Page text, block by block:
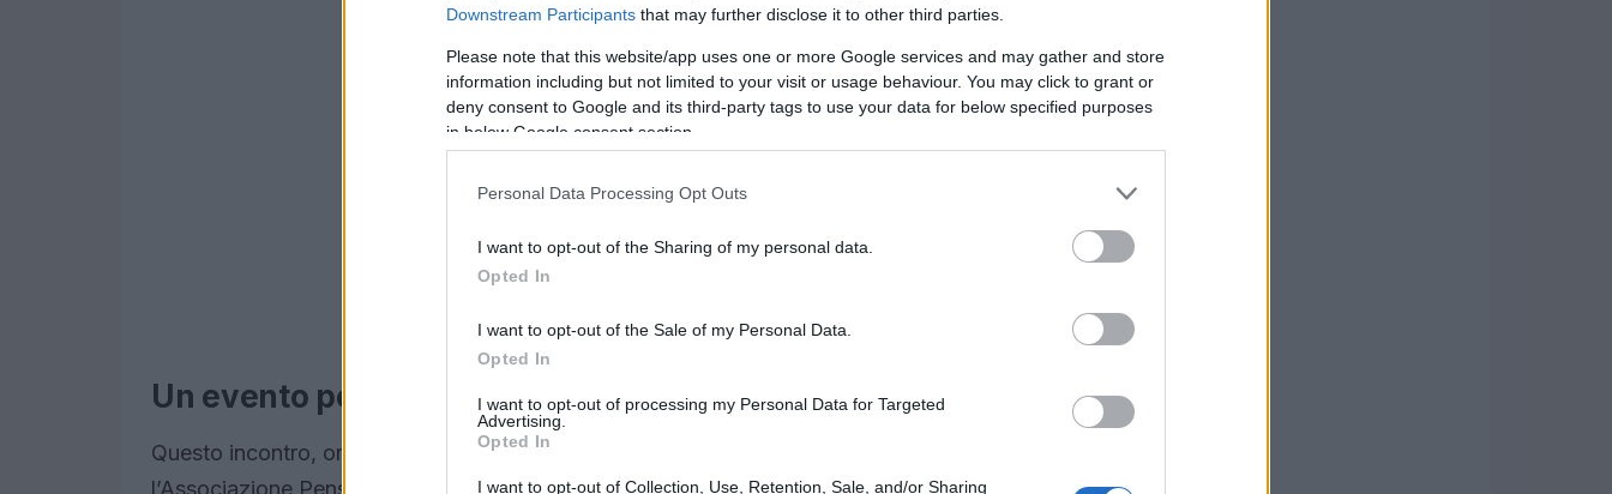
Downstream Participants that may further disclose it to other third parties.
Please note that this website/app uses one or more Google services and may gather and store
information including but not limited to your visit or usage behaviour. You may click to grant or
deny consent to Google and its third-party tags to use your data for below specified purposes
in below Google consent section.
Personal Data Processing Opt Outs
I want to opt-out of the Sharing of my personal data.
Opted In
I want to opt-out of the Sale of my Personal Data.
Opted In
I want to opt-out of processing my Personal Data for Targeted
Advertising.
Opted In
I want to opt-out of Collection, Use, Retention, Sale, and/or Sharing
Un evento per il supporto ai pensionati
Questo incontro, organizzato dal Gruppo ANAP di Valdagno in collaborazione con